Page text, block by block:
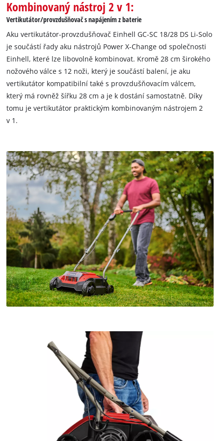
Kombinovaný nástroj 2 v 1:
Vertikutátor/provzdušňovač s napájením z baterie
Aku vertikutátor-provzdušňovač Einhell GC-SC 18/28 DS Li-Solo
je součástí řady aku nástrojů Power X-Change od společnosti
Einhell, které lze libovolně kombinovat. Kromě 28 cm širokého
nožového válce s 12 noži, který je součástí balení, je aku
vertikutátor kompatibilní také s provzdušňovacím válcem,
který má rovněž šířku 28 cm a je k dostání samostatně. Díky
tomu je vertikutátor praktickým kombinovaným nástrojem 2
v 1.